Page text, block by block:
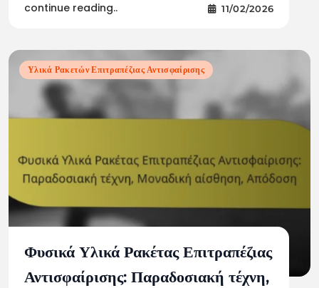
continue reading.. 11/02/2026
Υλικά Ρακετών Επιτραπέζιας Αντισφαίρισης
Φυσικά Υλικά Ρακέτας Επιτραπέζιας
Αντισφαίρισης: Παραδοσιακή τέχνη,